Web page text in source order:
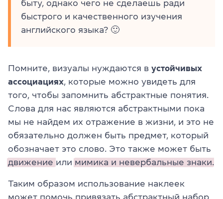
быту, однако чего не сделаешь ради
быстрого и качественного изучения
английского языка? 🙂
Помните, визуалы нуждаются в устойчивых
ассоциациях , которые можно увидеть для
того, чтобы запомнить абстрактные понятия.
Слова для нас являются абстрактными пока
мы не найдем их отражение в жизни, и это не
обязательно должен быть предмет, который
обозначает это слово. Это также может быть
движение или мимика и невербальные знаки.
Таким образом использование наклеек
может помочь привязать абстрактный набор